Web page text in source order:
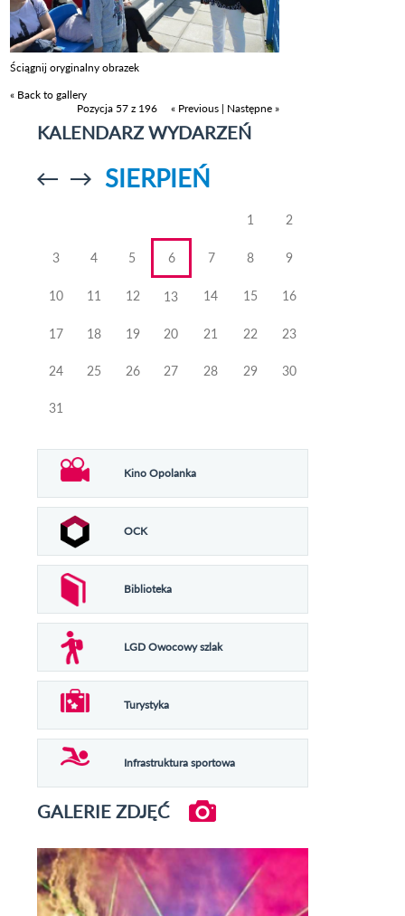
Ściągnij oryginalny obrazek
« Back to gallery
Pozycja 57 z 196
« Previous | Następne »
KALENDARZ WYDARZEŃ
Przejdź doPrzejdź do
SIERPIEŃ
1 2
3 4 5 6 7 8 9
10 11 12 13 14 15 16
17 18 19 20 21 22 23
24 25 26 27 28 29 30
31
Kino Opolanka
OCK
Biblioteka
LGD Owocowy szlak
Turystyka
Infrastruktura sportowa
GALERIE ZDJĘĆ